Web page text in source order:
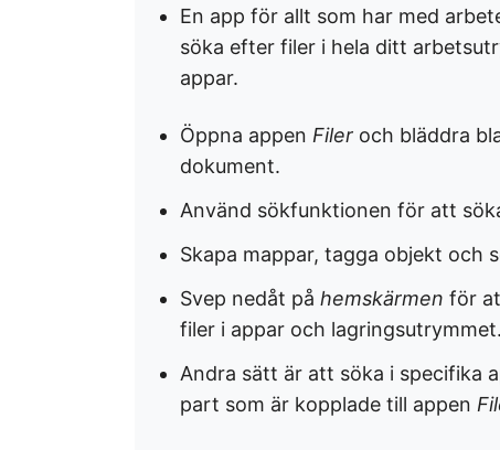
En app för allt som har med
söka efter filer i hela ditt
appar.
Öppna appen Filer och bläddra
dokument.
Använd sökfunktionen för att
Skapa mappar, tagga objekt och
Svep nedåt på hemskärmen för
filer i appar och
Andra sätt är att söka i specifika
part som är kopplade till appen